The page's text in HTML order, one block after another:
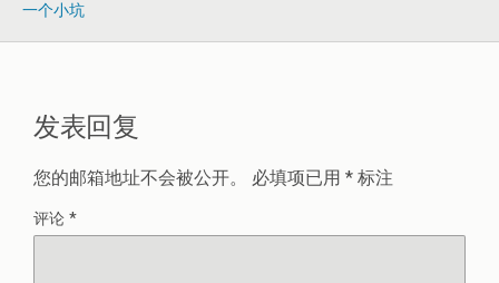
一个小坑
发表回复
您的邮箱地址不会被公开。 必填项已用 * 标注
评论 *